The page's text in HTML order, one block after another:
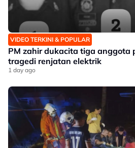
VIDEO TERKINI & POPULAR
PM zahir dukacita tiga anggota
tragedi renjatan elektrik
1 day ago